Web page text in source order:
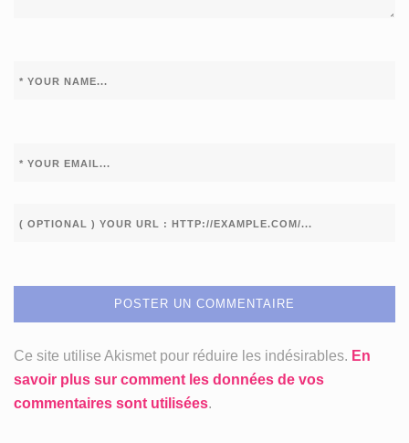
Ce site utilise Akismet pour réduire les indésirables. En
savoir plus sur comment les données de vos
commentaires sont utilisées.